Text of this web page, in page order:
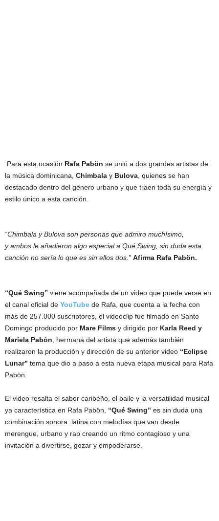
Para esta ocasión Rafa Pabön se unió a dos grandes artistas de
la música dominicana, Chimbala y Bulova, quienes se han
destacado dentro del género urbano y que traen toda su energía y
estilo único a esta canción.
“Chimbala y Bulova son personas que admiro muchísimo,
y ambos le añadieron algo especial a Qué Swing, sin duda esta
canción no sería lo que es sin ellos dos.” Afirma Rafa Pabön.
“Qué Swing” viene acompañada de un video que puede verse en
el canal oficial de YouTube de Rafa, que cuenta a la fecha con
más de 257.000 suscriptores, el videoclip fue filmado en Santo
Domingo producido por Mare Films y dirigido por Karla Reed y
Mariela Pabón, hermana del artista que además también
realizaron la producción y dirección de su anterior video “Eclipse
Lunar” tema que dio a paso a esta nueva etapa musical para Rafa
Pabön.
El video resalta el sabor caribeño, el baile y la versatilidad musical
ya característica en Rafa Pabön, “Qué Swing” es sin duda una
combinación sonora latina con melodías que van desde
merengue, urbano y rap creando un ritmo contagioso y una
invitación a divertirse, gozar y empoderarse.